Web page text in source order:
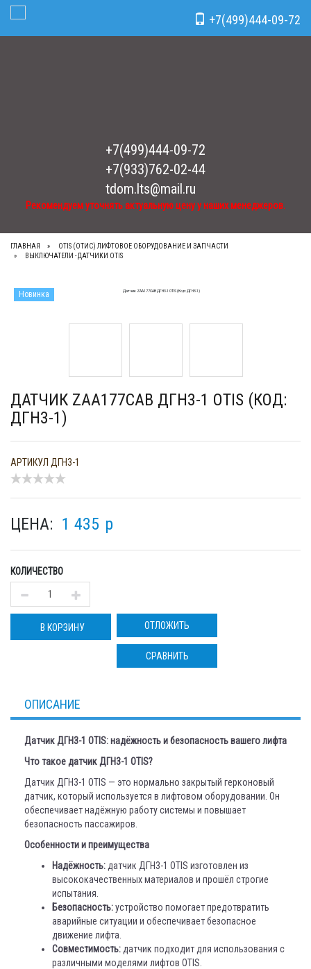
Рекомендуем уточнять актуальную цену у наших менеджеров.
+7(499)444-09-72
+7(933)762-02-44
tdom.lts@mail.ru
Рекомендуем уточнять актуальную цену у наших менеджеров.
+7(499)444-09-72
Toggle Navigation
ГЛАВНАЯ
OTIS (ОТИС) ЛИФТОВОЕ ОБОРУДОВАНИЕ И ЗАПЧАСТИ
ВЫКЛЮЧАТЕЛИ - ДАТЧИКИ OTIS
Новинка
ДАТЧИК ZAA177CAB ДГН3-1 OTIS (КОД:
ДГН3-1)
АРТИКУЛ ДГН3-1
ЦЕНА: 1 435 p
КОЛИЧЕСТВО
В КОРЗИНУ ОТЛОЖИТЬ
СРАВНИТЬ
ОПИСАНИЕ
Датчик ДГН3-1 OTIS: надёжность и безопасность вашего лифта
Что такое датчик ДГН3-1 OTIS?
Датчик ДГН3-1 OTIS — это нормально закрытый герконовый
датчик, который используется в лифтовом оборудовании. Он
обеспечивает надёжную работу системы и повышает
безопасность пассажиров.
Особенности и преимущества
Надёжность: датчик ДГН3-1 OTIS изготовлен из
высококачественных материалов и прошёл строгие
испытания.
Безопасность:устройство помогает предотвратить
аварийные ситуации и обеспечивает безопасное
движение лифта.
Совместимость: датчик подходит для использования с
различными моделями лифтов OTIS.